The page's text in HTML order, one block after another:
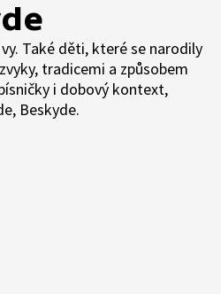
Také děti, které se narodily
tradicemi a způsobem
i dobový kontext,
Beskyde.